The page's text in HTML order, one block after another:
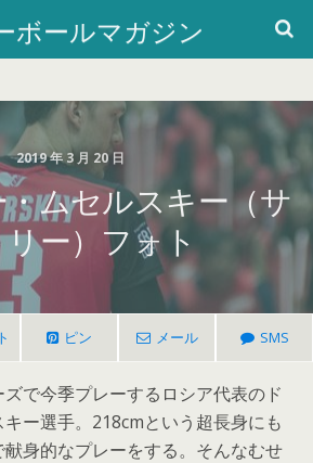
ボールマガジン
2019 年 3 月 20 日
ムセルスキー（サ
ー）フォト
ピン メール SMS
で今季プレーするロシア代表のド
ー選手。218cmという超長身にも
身的なプレーをする。そんなむせ